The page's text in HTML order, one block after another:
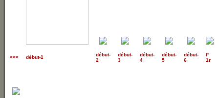
<<< début-1 début-
2
début-
3
début-
4
début-
5
début-
6
f°
1r